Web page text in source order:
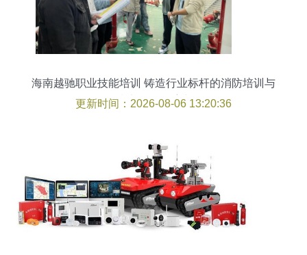
海南越驰职业技能培训 铸造行业标杆的消防培训与
技术服务领航者
更新时间：2026-08-06 13:20:36